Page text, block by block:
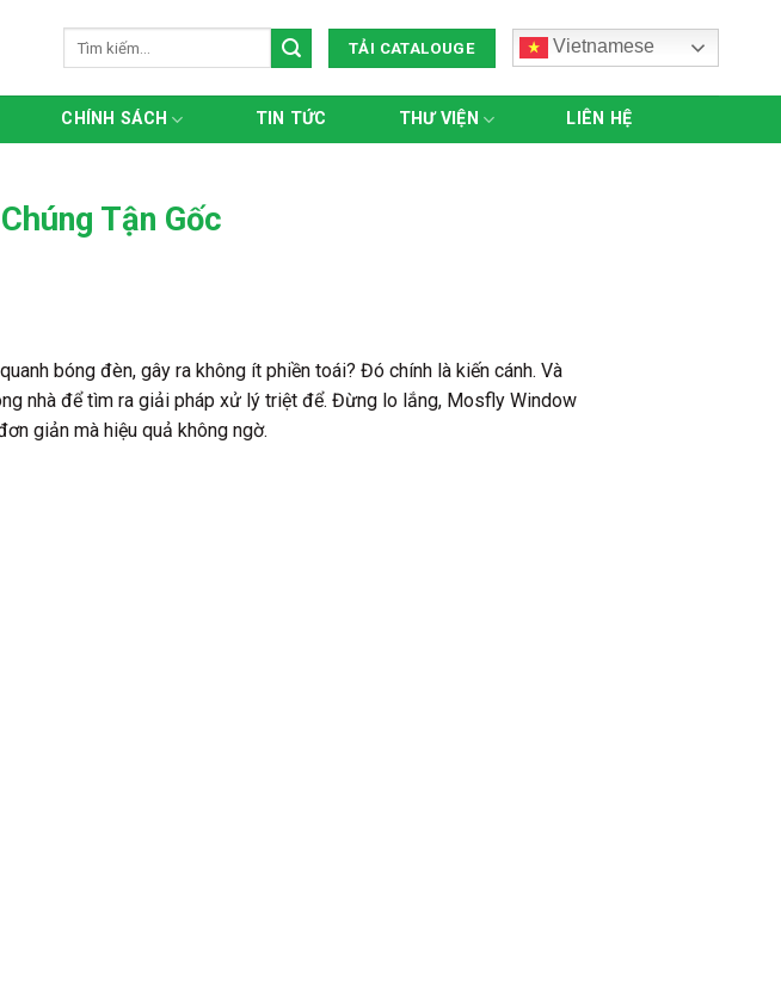
TẢI CATALOUGE Vietnamese
CHÍNH SÁCH TIN TỨC THƯ VIỆN LIÊN HỆ
Tận Gốc
bóng đèn, gây ra không ít phiền toái? Đó chính là kiến cánh. Và
nhàđể tìm ra giải pháp xử lý triệt để. Đừng lo lắng, Mosfly Window
giản mà hiệu quả không ngờ.